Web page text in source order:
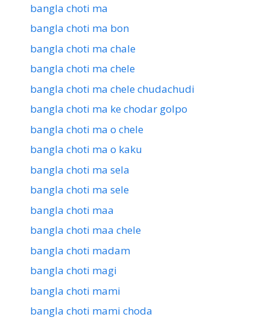
bangla choti ma
bangla choti ma bon
bangla choti ma chale
bangla choti ma chele
bangla choti ma chele chudachudi
bangla choti ma ke chodar golpo
bangla choti ma o chele
bangla choti ma o kaku
bangla choti ma sela
bangla choti ma sele
bangla choti maa
bangla choti maa chele
bangla choti madam
bangla choti magi
bangla choti mami
bangla choti mami choda